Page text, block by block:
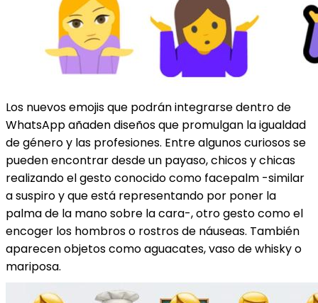
Los nuevos emojis que podrán integrarse dentro de
WhatsApp añaden diseños que promulgan la igualdad
de género y las profesiones. Entre algunos curiosos se
pueden encontrar desde un payaso, chicos y chicas
realizando el gesto conocido como facepalm -similar
a suspiro y que está representando por poner la
palma de la mano sobre la cara-, otro gesto como el
encoger los hombros o rostros de náuseas. También
aparecen objetos como aguacates, vaso de whisky o
mariposa.